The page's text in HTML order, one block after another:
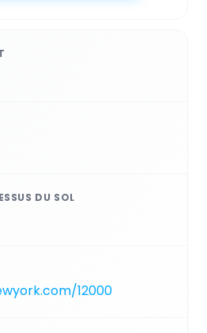
DU SOL
12000